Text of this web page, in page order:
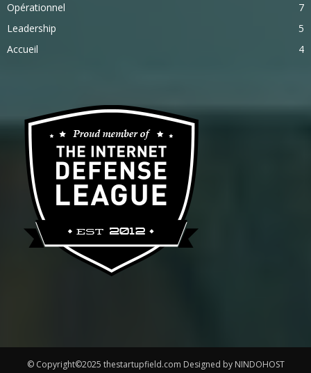
Opérationnel
7
Leadership
5
Accueil
4
© Copyright©2025 thestartupfield.com Designed by NINDOHOST